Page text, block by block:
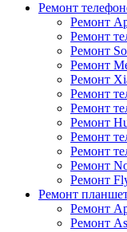
Ремонт
Ремонт
Ремонт
Ремонт
Ремонт
Ремонт
Ремонт
Ремонт
Ремонт
Ремонт
Ремонт
Ремонт
Ремонт
Ремонт
Ремонт
Ремонт